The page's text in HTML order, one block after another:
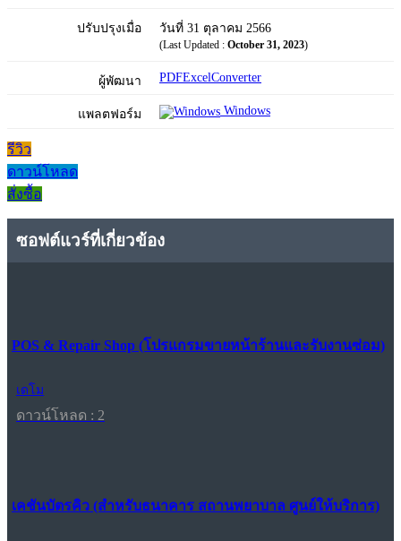
ปรับปรุงเมื่อ วันที่ 31 ตุลาคม 2566
(Last Updated : October 31, 2023)
ผู้พัฒนา PDFExcelConverter
แพลตฟอร์ม Windows
รีวิว
ดาวน์โหลด
สั่งซื้อ
ซอฟต์แวร์ที่เกี่ยวข้อง
POS & Repair Shop (โปรแกรมขายหน้าร้านและรับงานซ่อม)
เดโม
ดาวน์โหลด : 2
เคชันบัตรคิว (สำหรับธนาคาร สถานพยาบาล ศูนย์ให้บริการ)